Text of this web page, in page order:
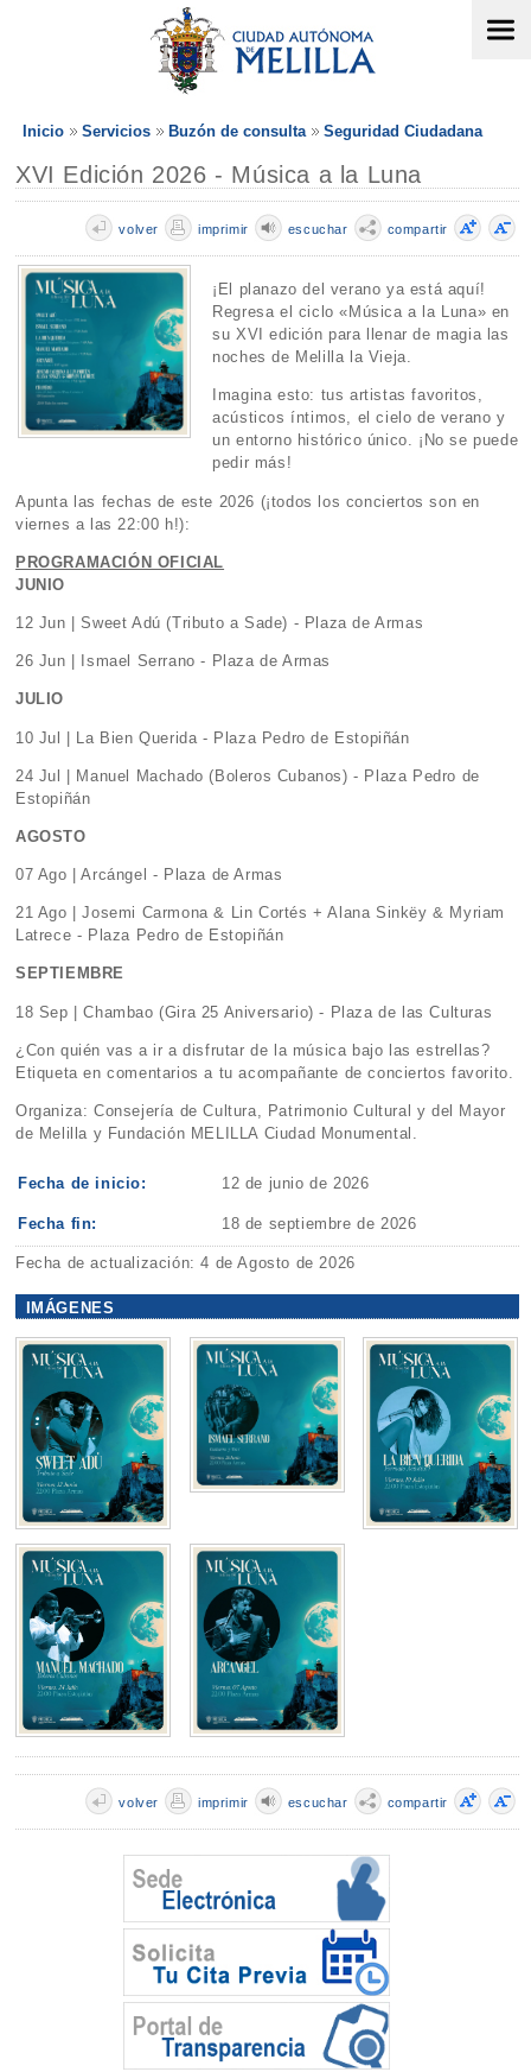
Inicio Servicios Buzón de consulta Seguridad Ciudadana
XVI Edición 2026 - Música a la Luna
compartir
escuchar
imprimir
volver
¡El planazo del verano ya está aquí!
Regresa el ciclo «Música a la Luna» en
su XVI edición para llenar de magia las
noches de Melilla la Vieja.
Imagina esto: tus artistas favoritos,
acústicos íntimos, el cielo de verano y
un entorno histórico único. ¡No se puede
pedir más!
Apunta las fechas de este 2026 (¡todos los conciertos son en
viernes a las 22:00 h!):
PROGRAMACIÓN OFICIAL
JUNIO
12 Jun | Sweet Adú (Tributo a Sade) - Plaza de Armas
26 Jun | Ismael Serrano - Plaza de Armas
JULIO
10 Jul | La Bien Querida - Plaza Pedro de Estopiñán
24 Jul | Manuel Machado (Boleros Cubanos) - Plaza Pedro de
Estopiñán
AGOSTO
07 Ago | Arcángel - Plaza de Armas
21 Ago | Josemi Carmona & Lin Cortés + Alana Sinkëy & Myriam
Latrece - Plaza Pedro de Estopiñán
SEPTIEMBRE
18 Sep | Chambao (Gira 25 Aniversario) - Plaza de las Culturas
¿Con quién vas a ir a disfrutar de la música bajo las estrellas?
Etiqueta en comentarios a tu acompañante de conciertos favorito.
Organiza: Consejería de Cultura, Patrimonio Cultural y del Mayor
de Melilla y Fundación MELILLA Ciudad Monumental.
Fecha de inicio: 12 de junio de 2026
Fecha fin: 18 de septiembre de 2026
Fecha de actualización: 4 de Agosto de 2026
IMÁGENES
compartir
escuchar
imprimir
volver